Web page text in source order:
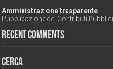
Amministrazione trasparente
Pubblicazione dei Contributi Pubblici
Recent Comments
Cerca